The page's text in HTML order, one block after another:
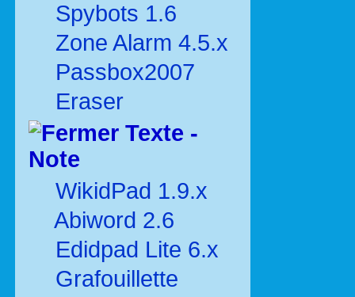
Spybots 1.6
Zone Alarm 4.5.x
Passbox2007
Eraser
Texte -
Note
WikidPad 1.9.x
Abiword 2.6
Edidpad Lite 6.x
Grafouillette